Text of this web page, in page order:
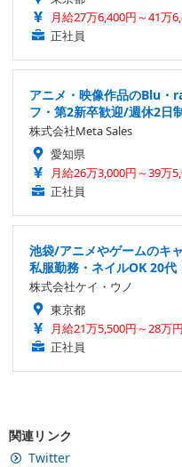
月給27万6,400円～41万
正社員
アニメ・映像作品のBlu・
フ・第2新卒歓迎/週休2日
株式会社Meta Sales
愛知県
月給26万3,000円～39万
正社員
池袋/アニメやゲームのキ
私服勤務・ネイルOK 20代
株式会社ケイ・ウノ
東京都
月給21万5,500円～28万円
正社員
関連リンク
Twitter